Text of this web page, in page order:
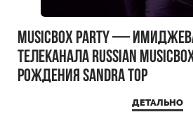
MUSICBOX PARTY —
телеканала RUSSIAN
рождения Sandra Top
ДЕТАЛЬНО